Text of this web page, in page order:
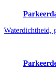
Waterdichtheid,